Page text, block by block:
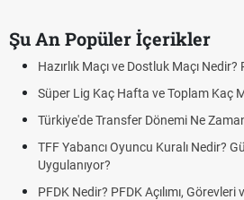
Şu An Popüler İçerikler
Hazırlık Maçı ve Dostluk Maçı
Süper Lig Kaç Hafta ve Toplam Kaç
Türkiye'de Transfer Dönemi Ne
TFF Yabancı Oyuncu Kuralı Nedir?
Uygulanıyor?
PFDK Nedir? PFDK Açılımı,